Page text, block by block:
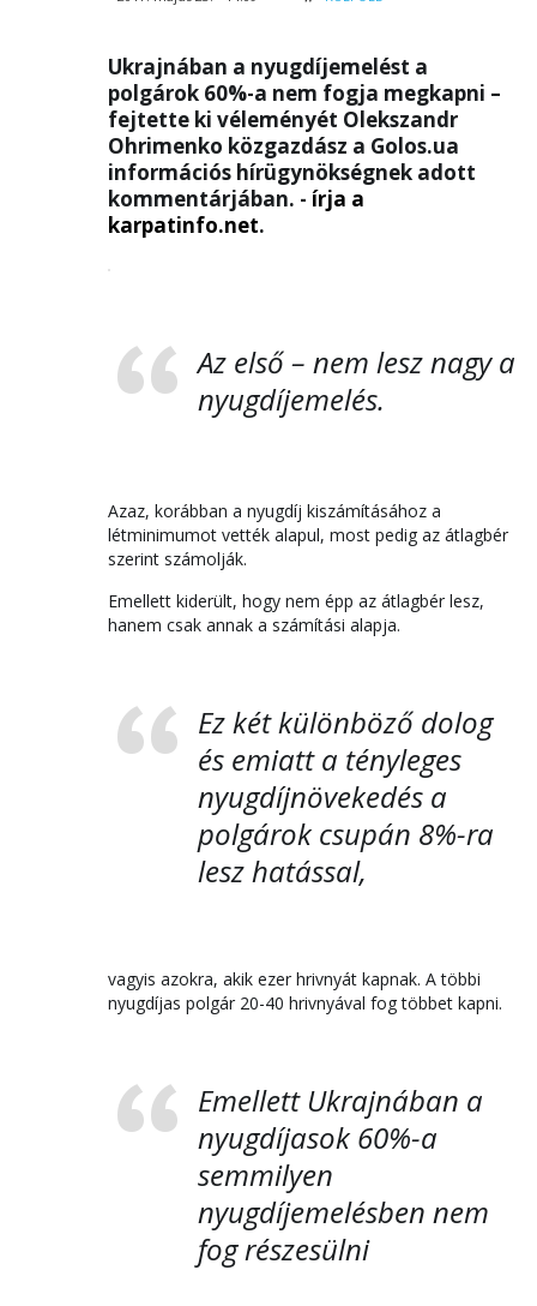
Ukrajnában a nyugdíjemelést a
polgárok 60%-a nem fogja megkapni –
fejtette ki véleményét Olekszandr
Ohrimenko közgazdász a Golos.ua
információs hírügynökségnek adott
kommentárjában. - írja a
karpatinfo.net.
Az első – nem lesz nagy a
nyugdíjemelés.
Azaz, korábban a nyugdíj kiszámításához a
létminimumot vették alapul, most pedig az átlagbér
szerint számolják.
Emellett kiderült, hogy nem épp az átlagbér lesz,
hanem csak annak a számítási alapja.
Ez két különböző dolog
és emiatt a tényleges
nyugdíjnövekedés a
polgárok csupán 8%-ra
lesz hatással,
vagyis azokra, akik ezer hrivnyát kapnak. A többi
nyugdíjas polgár 20-40 hrivnyával fog többet kapni.
Emellett Ukrajnában a
nyugdíjasok 60%-a
semmilyen
nyugdíjemelésben nem
fog részesülni